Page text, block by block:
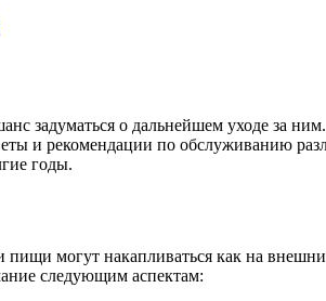
задуматься о дальнейшем уходе за
и рекомендации по обслуживанию
годы.
могут накапливаться как на
следующим аспектам: